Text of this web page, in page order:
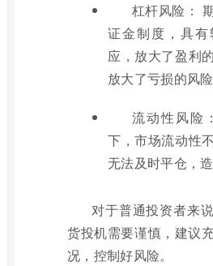
杠杆风险：
证金制度，具
应，放大了盈利
放大了亏损的风险
流动性风险
下，市场流动性
无法及时平仓，
对于普通投资者来
货投机需要谨慎，建议
况，控制好风险。